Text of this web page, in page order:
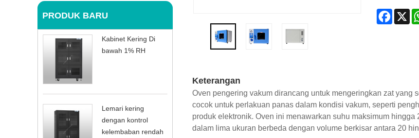
PRODUK BARU
Kabinet Kering Di
bawah 1% RH
Lemari kering
dengan kontrol
kelembaban rendah
X
Keterangan
Oven pengering vakum dirancang untuk mengeringkan zat yang
cocok untuk perlakuan panas dalam kondisi vakum, seperti
produk elektronik. Oven ini menawarkan suhu maksimum
dalam lima ukuran berbeda dengan volume berkisar antara 20